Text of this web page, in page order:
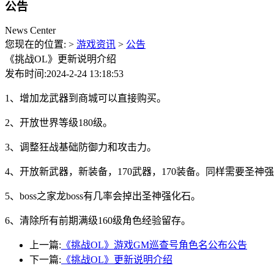
公告
News Center
您现在的位置: > 游戏资讯 > 公告
《挑战OL》更新说明介绍
发布时间:2024-2-24 13:18:53
1、增加龙武器到商城可以直接购买。
2、开放世界等级180级。
3、调整狂战基础防御力和攻击力。
4、开放新武器，新装备，170武器，170装备。同样需要圣神强
5、boss之家龙boss有几率会掉出圣神强化石。
6、清除所有前期满级160级角色经验留存。
上一篇: 《挑战OL》游戏GM巡查号角色名公布公告
下一篇: 《挑战OL》更新说明介绍